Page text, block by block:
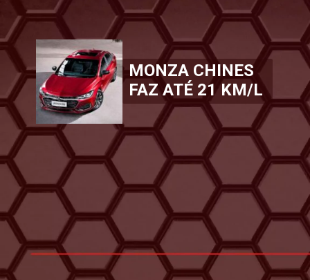
MONZA CHINES
FAZ ATÉ 21 KM/L